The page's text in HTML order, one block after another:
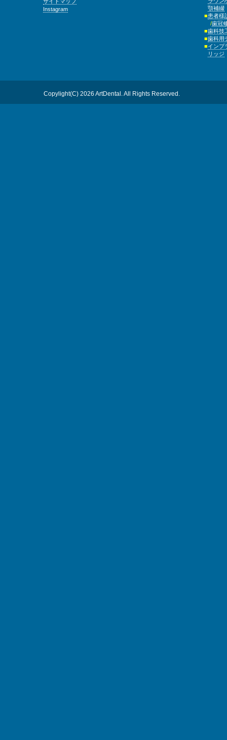
Instagram
顎補綴
患者様
歯冠
歯科技
歯科用
インプ
リッジ
Copylight(C) 2026 ArtDental. All Rights Reserved.